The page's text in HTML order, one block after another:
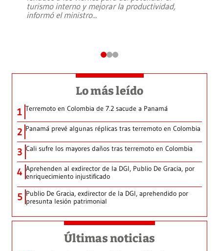
turismo interno y mejorar la productividad,
informó el ministro...
Lo más leído
1 Terremoto en Colombia de 7.2 sacude a Panamá
2 Panamá prevé algunas réplicas tras terremoto en Colombia
3 Cali sufre los mayores daños tras terremoto en Colombia
4 Aprehenden al exdirector de la DGI, Publio De Gracia, por
enriquecimiento injustificado
5 Publio De Gracia, exdirector de la DGI, aprehendido por
presunta lesión patrimonial
Últimas noticias